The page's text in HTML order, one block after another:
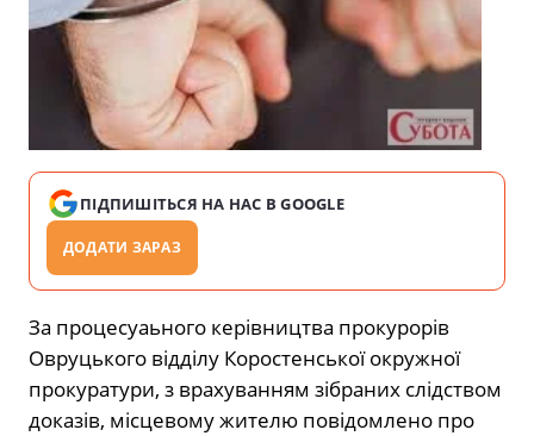
ПІДПИШІТЬСЯ НА НАС В GOOGLE
ДОДАТИ ЗАРАЗ
За процесуаьного керівництва прокурорів
Овруцького відділу Коростенської окружної
прокуратури, з врахуванням зібраних слідством
доказів, місцевому жителю повідомлено про